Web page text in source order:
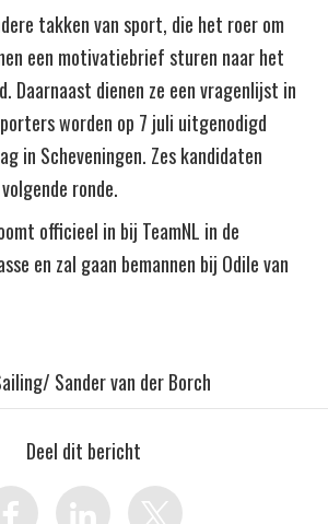
takken van sport, die het roer om
een motivatiebrief sturen naar het
Daarnaast dienen ze een vragenlijst in
worden op 7 juli uitgenodigd
in Scheveningen. Zes kandidaten
ronde.
officieel in bij TeamNL in de
en zal gaan bemannen bij Odile van
Sander van der Borch
Deel dit bericht